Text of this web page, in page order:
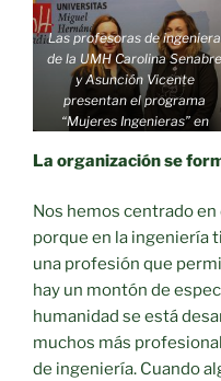
Las profesoras de ingeniera
de la UMH Carolina Senabre
y Asunción Vicente
presentan el programa
“Mujeres Ingenieras” en
La organización se
Nos hemos centrado
porque en la ingeniería
una profesión que
hay un montón de
humanidad se está
muchos más
de ingeniería. Cuando